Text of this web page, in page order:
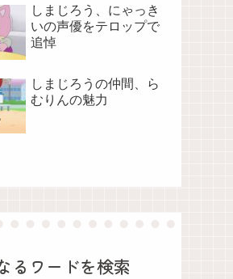
しまじろう、にゃっき
いの声優をテロップで
追悼
しまじろうの仲間、ら
むりんの魅力
るワードを検索